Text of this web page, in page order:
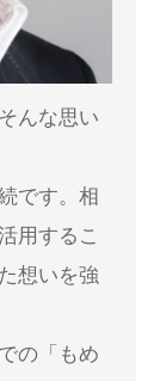
んな思い
です。相
用するこ
想いを強
の「もめ